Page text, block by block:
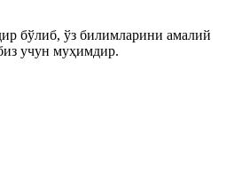
бўлиб, ўз билимларини амалий
учун муҳимдир.